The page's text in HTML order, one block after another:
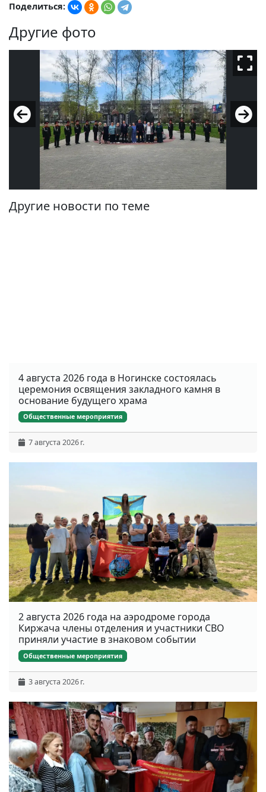
Поделиться:
Другие фото
Другие новости по теме
4 августа 2026 года в Ногинске состоялась
церемония освящения закладного камня в
основание будущего храма
Общественные мероприятия
7 августа 2026 г.
2 августа 2026 года на аэродроме города
Киржача члены отделения и участники СВО
приняли участие в знаковом событии
Общественные мероприятия
3 августа 2026 г.